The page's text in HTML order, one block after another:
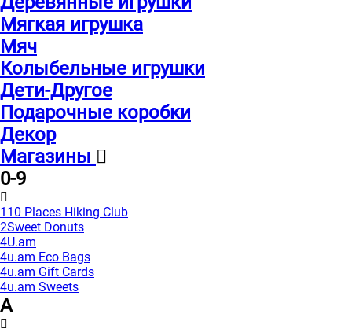
Мягкая игрушка
Мяч
Колыбельные игрушки
Дети-Другое
Подарочные коробки
Декор
Магазины
0-9
110 Places Hiking Club
2Sweet Donuts
4U.am
4u.am Eco Bags
4u.am Gift Cards
4u.am Sweets
A